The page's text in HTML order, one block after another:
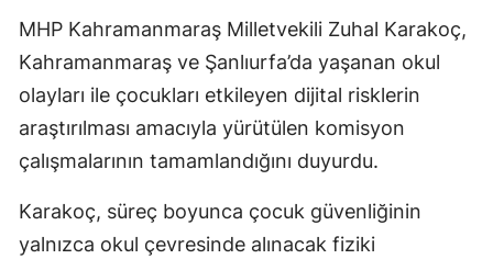
MHP Kahramanmaraş Milletvekili Zuhal Karakoç,
Kahramanmaraş ve Şanlıurfa’da yaşanan okul
olayları ile çocukları etkileyen dijital risklerin
araştırılması amacıyla yürütülen komisyon
çalışmalarının tamamlandığını duyurdu.
Karakoç, süreç boyunca çocuk güvenliğinin
yalnızca okul çevresinde alınacak fiziki